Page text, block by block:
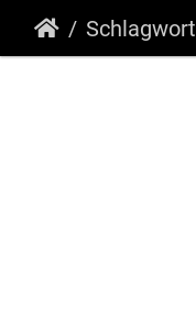
Schlagwort